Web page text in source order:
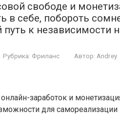
свободе и
в себе, побороть
путь к независимости
Рубрика: Фриланс Автор: Andrey
заработок и
для самореализации